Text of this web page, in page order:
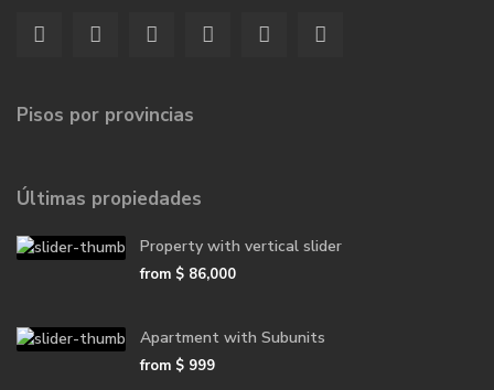
Pisos por provincias
Últimas propiedades
Property with vertical slider
from $ 86,000
Apartment with Subunits
from $ 999